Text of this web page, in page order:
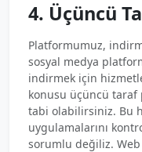
4. Üçüncü
Platformumuz,
sosyal medya
indirmek için
konusu üçüncü taraf
tabi olabilirsiniz. Bu
uygulamalarını
sorumlu değiliz. Web